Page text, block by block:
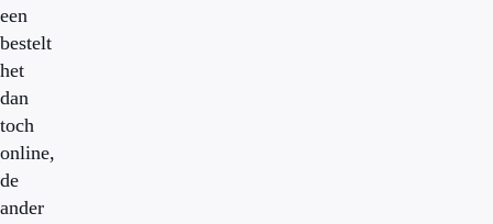
een
bestelt
het
dan
toch
online,
de
ander